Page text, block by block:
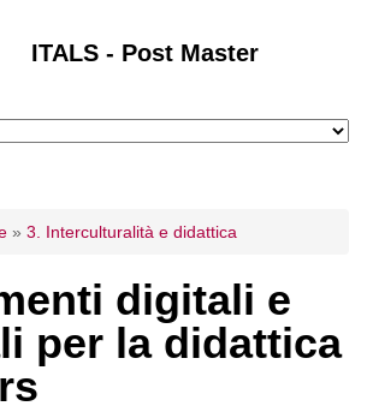
ITALS - Post Master
» 3. Interculturalità e didattica
digitali e
per la didattica